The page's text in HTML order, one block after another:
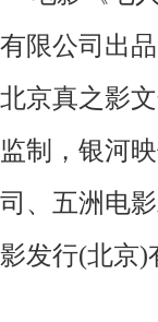
有限公司出
北京真之影
监制，银河
司、五洲电
影发行(北京)